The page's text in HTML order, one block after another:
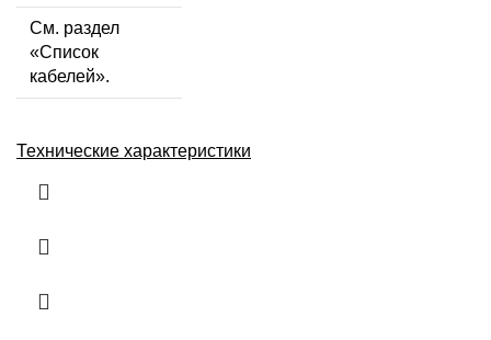
См. раздел
«Список
кабелей».
Технические характеристики